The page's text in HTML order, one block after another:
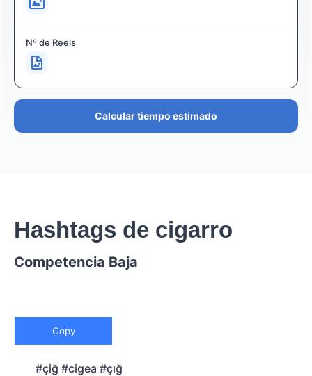
Nº de Reels
Calcular tiempo estimado
Hashtags de cigarro
Competencia Baja
Copy
#çiğ #cigea #çığ